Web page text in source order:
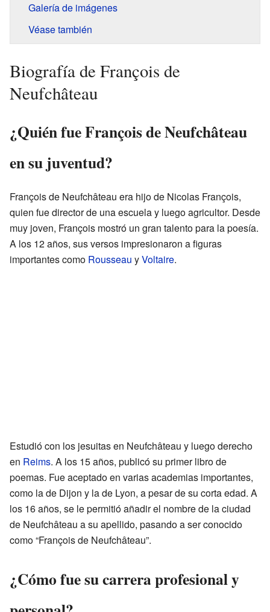
Galería de imágenes
Véase también
Biografía de François de
Neufchâteau
¿Quién fue François de Neufchâteau
en su juventud?
François de Neufchâteau era hijo de Nicolas François,
quien fue director de una escuela y luego agricultor. Desde
muy joven, François mostró un gran talento para la poesía.
A los 12 años, sus versos impresionaron a figuras
importantes como Rousseau yVoltaire.
Estudió con los jesuitas en Neufchâteau y luego derecho
en Reims. A los 15 años, publicó su primer libro de
poemas. Fue aceptado en varias academias importantes,
como la de Dijon y la de Lyon, a pesar de su corta edad. A
los 16 años, se le permitió añadir el nombre de la ciudad
de Neufchâteau a su apellido, pasando a ser conocido
como “François de Neufchâteau”.
¿Cómo fue su carrera profesional y